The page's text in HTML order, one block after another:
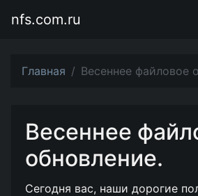
nfs.com.ru
Главная Весеннее файловое
Весеннее
обновление.
Сегодня вас, наши дорогие